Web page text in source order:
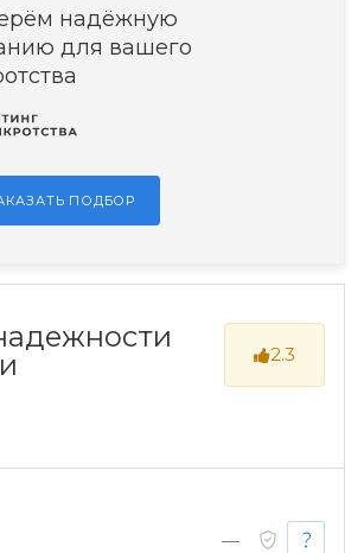
надёжную
для вашего
ПОДБОР
2.3
—